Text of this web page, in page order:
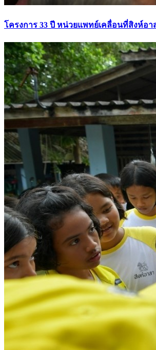
โครงการ 33 ปี หน่วยแพทย์เคลื่อนที่สิงห์อา